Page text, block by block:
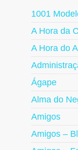
1001
A Hora da
A Hora do
Ágape
Alma do
Amigos
Amigos –